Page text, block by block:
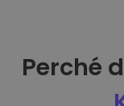
Perché